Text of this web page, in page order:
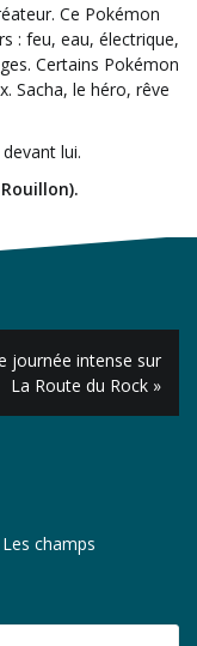
Ce Pokémon
: feu, eau, électrique,
Certains Pokémon
Sacha, le héro, rêve
lui.
journée intense sur
La Route du Rock »
Les champs